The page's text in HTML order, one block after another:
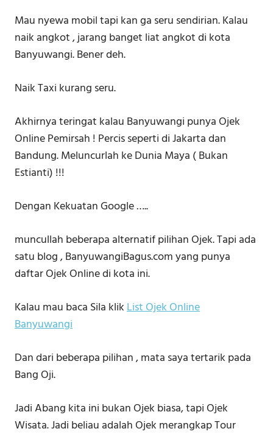
Mau nyewa mobil tapi kan ga seru sendirian. Kalau
naik angkot , jarang banget liat angkot di kota
Banyuwangi. Bener deh.
Naik Taxi kurang seru.
Akhirnya teringat kalau Banyuwangi punya Ojek
Online Pemirsah ! Percis seperti di Jakarta dan
Bandung. Meluncurlah ke Dunia Maya ( Bukan
Estianti) !!!
Dengan Kekuatan Google …..
muncullah beberapa alternatif pilihan Ojek. Tapi ada
satu blog , BanyuwangiBagus.com yang punya
daftar Ojek Online di kota ini.
Kalau mau baca Sila klikList Ojek Online
Banyuwangi
Dan dari beberapa pilihan , mata saya tertarik pada
Bang Oji.
Jadi Abang kita ini bukan Ojek biasa, tapi Ojek
Wisata. Jadi beliau adalah Ojek merangkap Tour